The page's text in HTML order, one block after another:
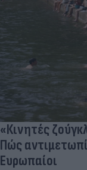
«Κινητές
Πώς
Ευρωπαίοι